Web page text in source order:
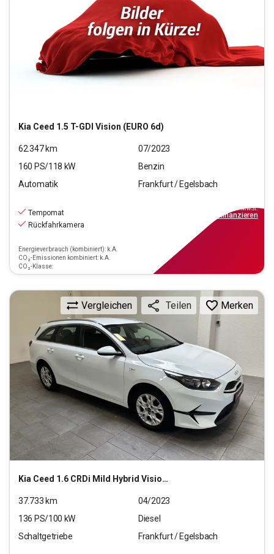
Kia Ceed 1.5 T-GDI Vision (EURO 6d)
62.347km
07/2023
160 PS/118 kW
Benzin
Automatik
Frankfurt / Egelsbach
Tempomat
Rückfahrkamera
Energieverbrauch (kombiniert): k.A.
CO₂-Emissionen kombiniert: k.A.
CO₂-Klasse:
inkl.MwSt.
finanzieren
Kia Ceed 1.6 CRDi Mild Hybrid Vision (EURO 6d)
Vergleichen Teilen Merken
37.733 km
04/2023
136 PS/100 kW
Diesel
Schaltgetriebe
Frankfurt / Egelsbach